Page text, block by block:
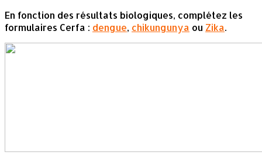
En fonction des résultats biologiques, complétez les
formulaires Cerfa : dengue, chikungunya ou Zika.